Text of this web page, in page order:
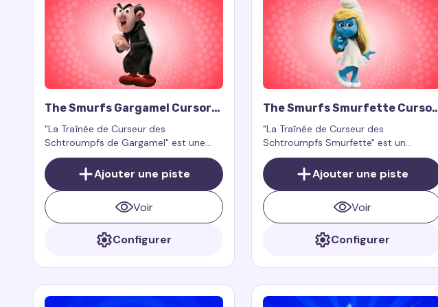
The Smurfs Gargamel Cursor
Trail
"La Traînée de Curseur des
Schtroumpfs de Gargamel" est une
extension de navigateur créée par des
fans qui ajoute un effet de curseur
magique et espiègle inspiré par le rusé
et joueur Gargamel de la franchise "Les
Schtroumpfs".
Ajouter une piste
Voir
Configurer
The Smurfs Smurfette Cursor
Trail
"La Traînée de Curseur des
Schtroumpfs Smurfette" est un
charmant effet pour votre curseur de
souris, qui s'active lorsque vous
déplacez la souris
Ajouter une piste
Voir
Configurer